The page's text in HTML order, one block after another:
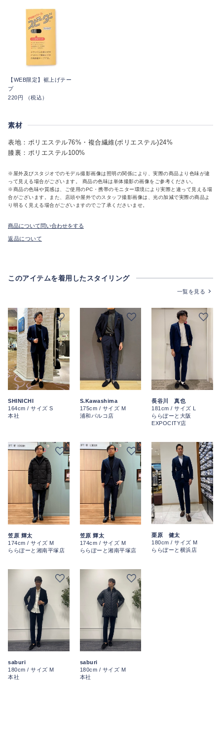
【WEB限定】裾上げテー
プ
220円 （税込）
素材
表地：ポリエステル76%・複合繊維(ポリエステル)24%
膝裏：ポリエステル100%
※屋外及びスタジオでのモデル撮影画像は照明の関係により、実際の商品より色味が違
って見える場合がございます。 商品の色味は単体撮影の画像をご参考ください。
※商品の色味や質感は、ご使用のPC・携帯のモニター環境により実際と違って見える場
合がございます。また、店頭や屋外でのスタッフ撮影画像は、光の加減で実際の商品よ
り明るく見える場合がございますのでご了承くださいませ。
商品について問い合わせをする
返品について
このアイテムを着用したスタイリング
一覧を見る
SHINICHI
164cm / サイズ S
本社
S.Kawashima
175cm / サイズ M
浦和パルコ店
長谷川 真也
181cm / サイズ L
ららぽーと大阪
EXPOCITY店
笠原 輝太
174cm / サイズ M
ららぽーと湘南平塚店
笠原 輝太
174cm / サイズ M
ららぽーと湘南平塚店
栗原 健太
180cm / サイズ M
ららぽーと横浜店
saburi
180cm / サイズ M
本社
saburi
180cm / サイズ M
本社